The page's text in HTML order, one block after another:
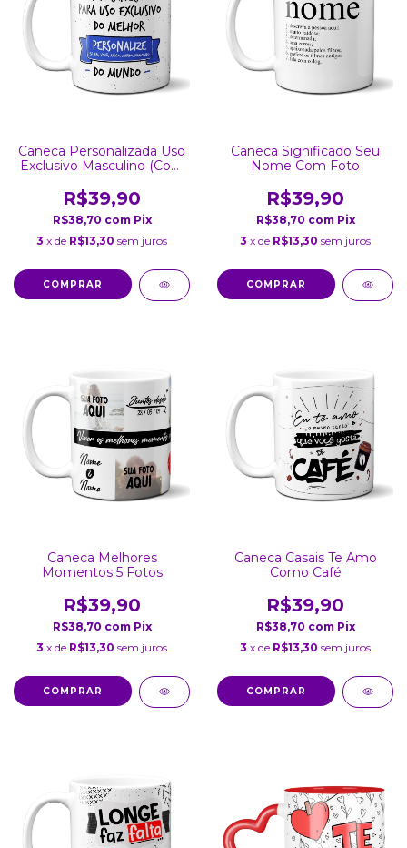
Caneca Personalizada Uso
Exclusivo Masculino (Com
R$39,90
R$38,70 com Pix
3 x de R$13,30 sem juros
COMPRAR
Caneca Significado Seu
Nome Com Foto
R$39,90
R$38,70 com Pix
3 x de R$13,30 sem juros
COMPRAR
Caneca Melhores
Momentos 5 Fotos
R$39,90
R$38,70 com Pix
3 x de R$13,30 sem juros
COMPRAR
Caneca Casais Te Amo
Como Café
R$39,90
R$38,70 com Pix
3 x de R$13,30 sem juros
COMPRAR